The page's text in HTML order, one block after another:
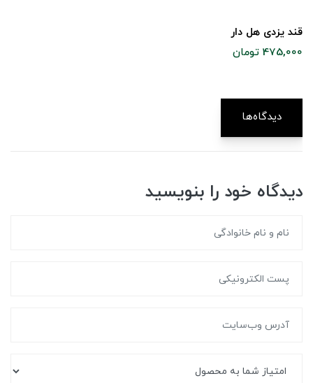
قند یزدی هل دار
475,000 تومان
دیدگاه‌ها
دیدگاه خود را بنویسید